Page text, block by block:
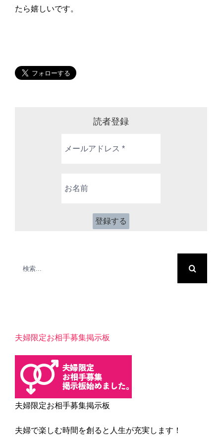
たら嬉しいです。
読者登録
ー
*
夫婦限定お相手募集掲示板
夫婦限定お相手募集掲示板
夫婦で楽しむ時間を創ると人生が充実します！